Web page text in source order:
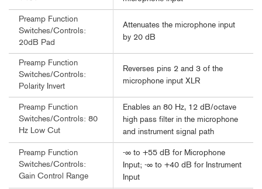
Preamp Function
Switches/Controls:
20dB Pad
Attenuates the microphone input
by 20 dB
Preamp Function
Switches/Controls:
Polarity Invert
Reverses pins 2 and 3 of the
microphone input XLR
Preamp Function
Switches/Controls: 80
Hz Low Cut
Enables an 80 Hz, 12 dB/octave
high pass filter in the microphone
and instrument signal path
Preamp Function
Switches/Controls:
Gain Control Range
-∞ to +55 dB for Microphone
Input; -∞ to +40 dB for Instrument
Input